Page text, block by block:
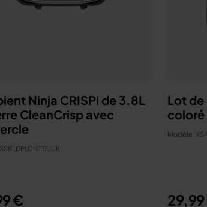
Ninja CRISPi de 3.8L
CleanCrisp avec
€
Lot
coloré
Modèle: